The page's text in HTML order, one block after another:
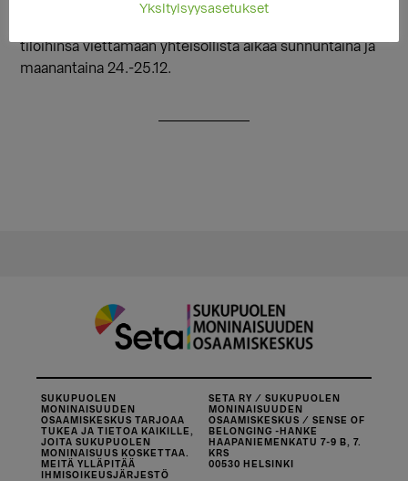
tiloihinsa viettämään yhteisöllistä aikaa sunnuntaina ja
maanantaina 24.-25.12.
SUKUPUOLEN
MONINAISUUDEN
OSAAMISKESKUS TARJOAA
TUKEA JA TIETOA KAIKILLE,
JOITA SUKUPUOLEN
MONINAISUUS KOSKETTAA.
MEITÄ YLLÄPITÄÄ
IHMISOIKEUSJÄRJESTÖ
SETA RY / SUKUPUOLEN
MONINAISUUDEN
OSAAMISKESKUS / SENSE OF
BELONGING -HANKE
HAAPANIEMENKATU 7-9 B, 7.
KRS
00530 HELSINKI
Yksityisyysasetukset